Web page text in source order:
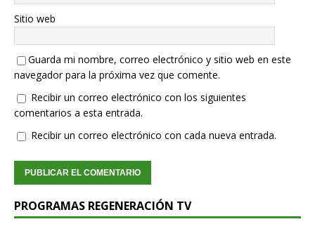
Sitio web
Guarda mi nombre, correo electrónico y sitio web en este
navegador para la próxima vez que comente.
Recibir un correo electrónico con los siguientes
comentarios a esta entrada.
Recibir un correo electrónico con cada nueva entrada.
PROGRAMAS REGENERACIÓN TV